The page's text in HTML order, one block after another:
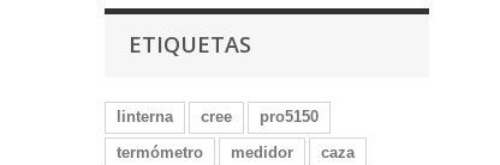
ETIQUETAS
linterna cree
pro5150
termómetro
medidor
caza